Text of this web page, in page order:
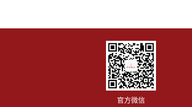
官方微信